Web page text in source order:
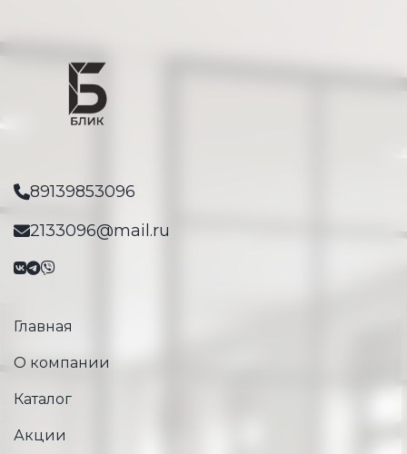
89139853096
2133096@mail.ru
Главная
О компании
Каталог
Акции